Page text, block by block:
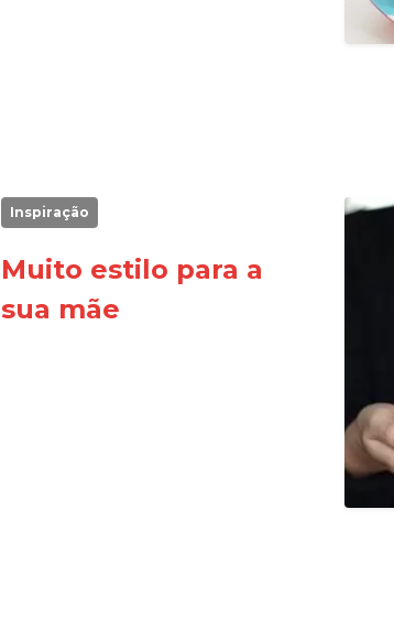
Inspiração
Muito estilo para a
sua mãe